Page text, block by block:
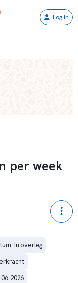
Log in
per week
In overleg
2026